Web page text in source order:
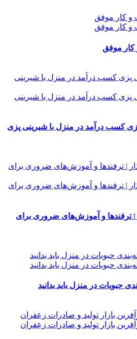
موفق
کسب درآمد در منزل با شیرینی پزی
ترفندها و آموزش‌های ضروری برای
حبوبات در منزل باید بدانید